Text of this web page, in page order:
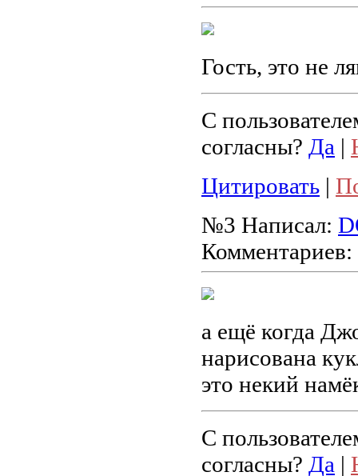
Гость, это не
С
согласны? Да |
Цитировать |
№3 Написал:
Комментариев:
а ещё когда
нарисована
это некий
С
согласны? Да |